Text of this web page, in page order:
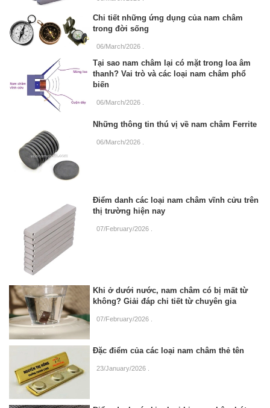
Chi tiết những ứng dụng của nam châm
trong đời sống
06/March/2026
Tại sao nam châm lại có mặt trong loa âm
thanh? Vai trò và các loại nam châm phổ
biến
06/March/2026
Những thông tin thú vị về nam châm Ferrite
06/March/2026
Điểm danh các loại nam châm vĩnh cửu trên
thị trường hiện nay
07/February/2026
Khi ở dưới nước, nam châm có bị mất từ
không? Giải đáp chi tiết từ chuyên gia
07/February/2026
Đặc điểm của các loại nam châm thẻ tên
23/January/2026